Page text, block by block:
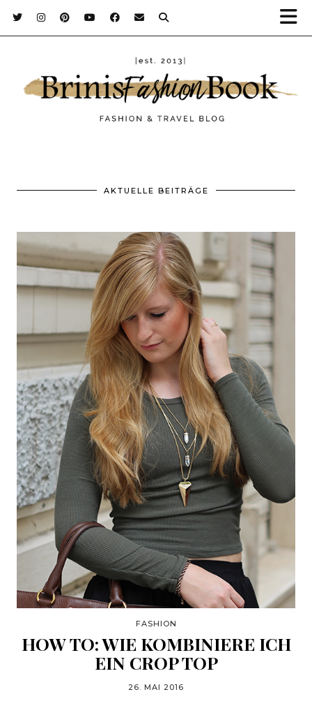
AKTUELLE BEITRÄGE
FASHION
HOW TO: WIE KOMBINIERE ICH
EIN CROP TOP
26. MAI 2016